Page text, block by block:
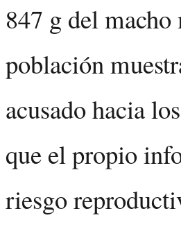
847 g del
población
acusado hacia
que el propio
riesgo